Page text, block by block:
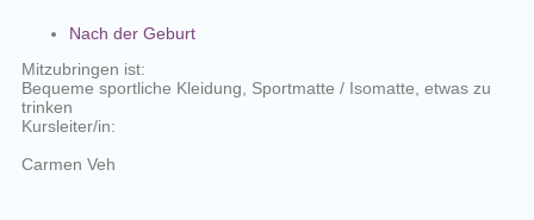
Nach der Geburt
Mitzubringen ist:
Bequeme sportliche Kleidung, Sportmatte / Isomatte, etwas zu
trinken
Kursleiter/in:
Carmen Veh